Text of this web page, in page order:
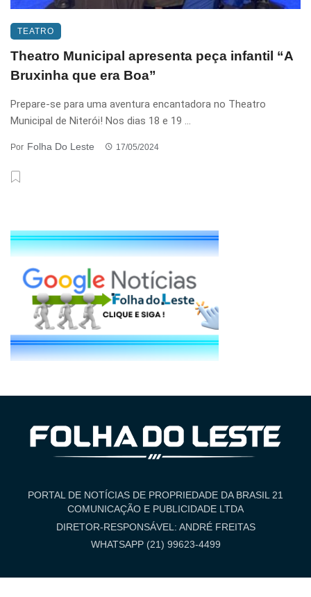
TEATRO
Theatro Municipal apresenta peça infantil “A
Bruxinha que era Boa”
Prepare-se para uma aventura encantadora no Theatro
Municipal de Niterói! Nos dias 18 e 19 ...
Por Folha Do Leste 17/05/2024
PORTAL DE NOTÍCIAS DE PROPRIEDADE DA BRASIL 21
COMUNICAÇÃO E PUBLICIDADE LTDA
DIRETOR-RESPONSÁVEL: ANDRÉ FREITAS
WHATSAPP (21) 99623-4499